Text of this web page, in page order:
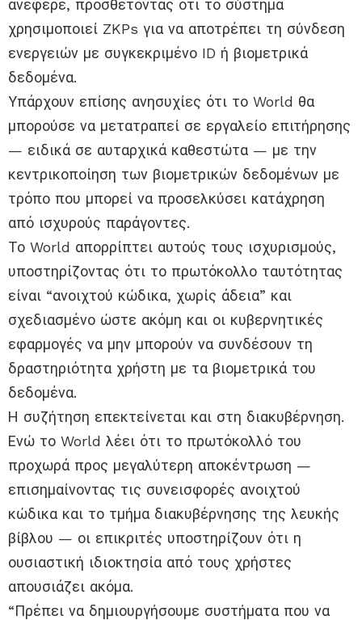
ανέφερε, προσθέτοντας ότι το σύστημα
χρησιμοποιεί ZKPs για να αποτρέπει τη σύνδεση
ενεργειών με συγκεκριμένο ID ή βιομετρικά
δεδομένα.
Υπάρχουν επίσης ανησυχίες ότι το World θα
μπορούσε να μετατραπεί σε εργαλείο επιτήρησης
— ειδικά σε αυταρχικά καθεστώτα — με την
κεντρικοποίηση των βιομετρικών δεδομένων με
τρόπο που μπορεί να προσελκύσει κατάχρηση
από ισχυρούς παράγοντες.
Το World απορρίπτει αυτούς τους ισχυρισμούς,
υποστηρίζοντας ότι το πρωτόκολλο ταυτότητας
είναι “ανοιχτού κώδικα, χωρίς άδεια” και
σχεδιασμένο ώστε ακόμη και οι κυβερνητικές
εφαρμογές να μην μπορούν να συνδέσουν τη
δραστηριότητα χρήστη με τα βιομετρικά του
δεδομένα.
Η συζήτηση επεκτείνεται και στη διακυβέρνηση.
Ενώ το World λέει ότι το πρωτόκολλό του
προχωρά προς μεγαλύτερη αποκέντρωση —
επισημαίνοντας τις συνεισφορές ανοιχτού
κώδικα και το τμήμα διακυβέρνησης της λευκής
βίβλου — οι επικριτές υποστηρίζουν ότι η
ουσιαστική ιδιοκτησία από τους χρήστες
απουσιάζει ακόμα.
“Πρέπει να δημιουργήσουμε συστήματα που να